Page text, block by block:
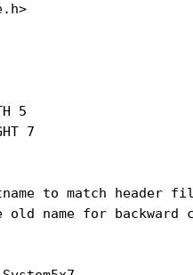
5
7
to match header
name for backward